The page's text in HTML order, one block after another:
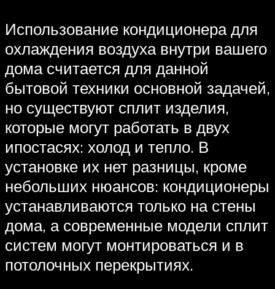
Использование кондиционера для
охлаждения воздуха внутри вашего
дома считается для данной
бытовой техники основной задачей,
но существуют сплит изделия,
которые могут работать в двух
ипостасях: холод и тепло. В
установке их нет разницы, кроме
небольших нюансов: кондиционеры
устанавливаются только на стены
дома, а современные модели сплит
систем могут монтироваться и в
потолочных перекрытиях.